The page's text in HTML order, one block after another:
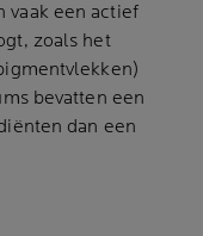
vaak een actief
zoals het
bevatten een
dan een